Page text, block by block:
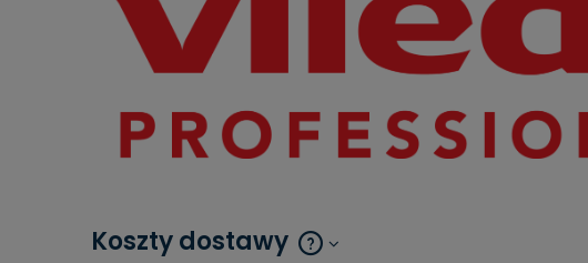
Koszty dostawy